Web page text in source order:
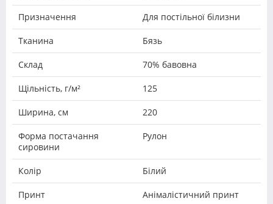
Призначення Для постільної білизни
Тканина Бязь
Склад 70% бавовна
Щільність, г/м² 125
Ширина, см 220
Форма постачання
сировини
Рулон
Колір Білий
Принт Анімалістичний принт